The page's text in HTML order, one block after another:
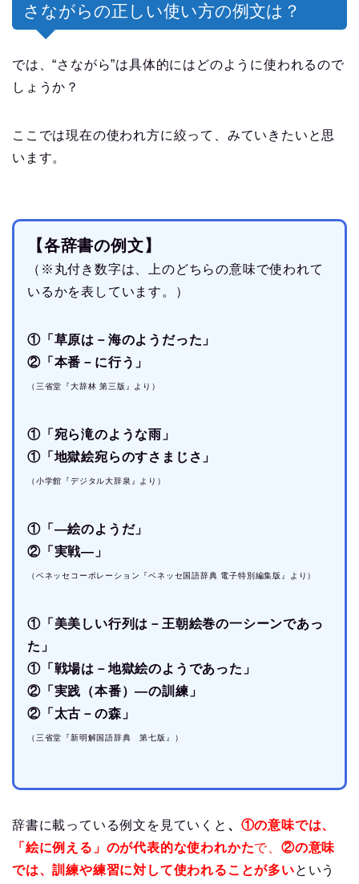
さながらの正しい使い方の例文は？
では、“さながら”は具体的にはどのように使われるので
しょうか？
ここでは現在の使われ方に絞って、みていきたいと思
います。
【各辞書の例文】
（※丸付き数字は、上のどちらの意味で使われて
いるかを表しています。）
①「草原は－海のようだった」
②「本番－に行う」
（三省堂『大辞林 第三版』より）
①「宛ら滝のような雨」
①「地獄絵宛らのすさまじさ」
（小学館『デジタル大辞泉』より）
①「―絵のようだ」
②「実戦―」
（ベネッセコーポレーション『ベネッセ国語辞典 電子特別編集版』より）
①「美美しい行列は－王朝絵巻の一シーンであっ
た」
①「戦場は－地獄絵のようであった」
②「実践（本番）―の訓練」
②「太古－の森」
（三省堂『新明解国語辞典 第七版』）
辞書に載っている例文を見ていくと 、 ①の意味では、
「絵に例える」のが代表的な使われかたで、②の意味
では、訓練や練習に対して使われることが多いという